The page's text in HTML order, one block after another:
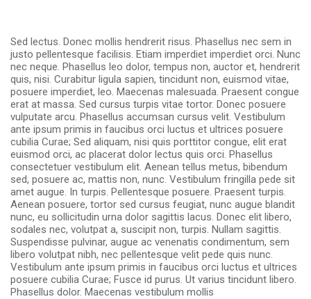
Sed lectus. Donec mollis hendrerit risus. Phasellus nec sem in
justo pellentesque facilisis. Etiam imperdiet imperdiet orci. Nunc
nec neque. Phasellus leo dolor, tempus non, auctor et, hendrerit
quis, nisi. Curabitur ligula sapien, tincidunt non, euismod vitae,
posuere imperdiet, leo. Maecenas malesuada. Praesent congue
erat at massa. Sed cursus turpis vitae tortor. Donec posuere
vulputate arcu. Phasellus accumsan cursus velit. Vestibulum
ante ipsum primis in faucibus orci luctus et ultrices posuere
cubilia Curae; Sed aliquam, nisi quis porttitor congue, elit erat
euismod orci, ac placerat dolor lectus quis orci. Phasellus
consectetuer vestibulum elit. Aenean tellus metus, bibendum
sed, posuere ac, mattis non, nunc. Vestibulum fringilla pede sit
amet augue. In turpis. Pellentesque posuere. Praesent turpis.
Aenean posuere, tortor sed cursus feugiat, nunc augue blandit
nunc, eu sollicitudin urna dolor sagittis lacus. Donec elit libero,
sodales nec, volutpat a, suscipit non, turpis. Nullam sagittis.
Suspendisse pulvinar, augue ac venenatis condimentum, sem
libero volutpat nibh, nec pellentesque velit pede quis nunc.
Vestibulum ante ipsum primis in faucibus orci luctus et ultrices
posuere cubilia Curae; Fusce id purus. Ut varius tincidunt libero.
Phasellus dolor. Maecenas vestibulum mollis